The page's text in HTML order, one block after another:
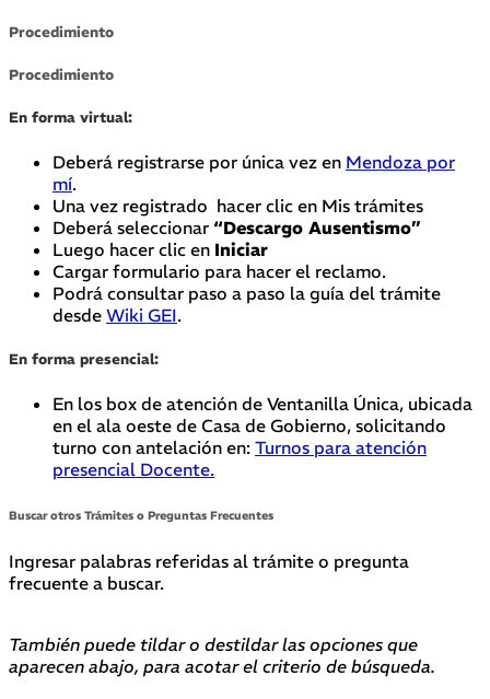
Procedimiento
Procedimiento
En forma virtual:
Deberá registrarse por única vez en Mendoza por
mí.
Una vez registrado hacer clic en Mis trámites
Deberá seleccionar “Descargo Ausentismo”
Luego hacer clic en Iniciar
Cargar formulario para hacer el reclamo.
Podrá consultar paso a paso la guía del trámite
desde Wiki GEI.
En forma presencial:
En los box de atención de Ventanilla Única, ubicada
en el ala oeste de Casa de Gobierno, solicitando
turno con antelación en: Turnos para atención
presencial Docente.
Buscar otros Trámites o Preguntas Frecuentes
Ingresar palabras referidas al trámite o pregunta
frecuente a buscar.
También puede tildar o destildar las opciones que
aparecen abajo, para acotar el criterio de búsqueda.